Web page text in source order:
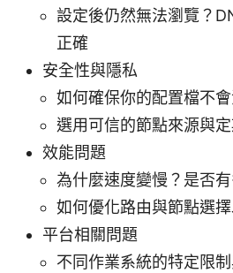
設定後仍然無法瀏覽？
正確
安全性與隱私
如何確保你的配置檔不
選用可信的節點來源與
效能問題
為什麼速度變慢？是否
如何優化路由與節點選
平台相關問題
不同作業系統的特定限